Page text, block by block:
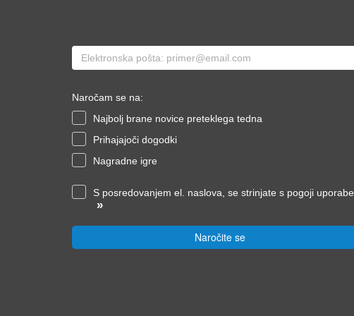
Naročam se na:
Najbolj brane novice preteklega tedna
Prihajajoči dogodki
Nagradne igre
S posredovanjem el. naslova, se strinjate s pogoji uporabe.
»
Naročite se